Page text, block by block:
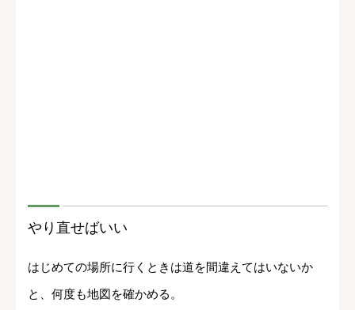
やり直せばいい
はじめての場所に行くときは道を間違えてはいないか
と、何度も地図を確かめる。